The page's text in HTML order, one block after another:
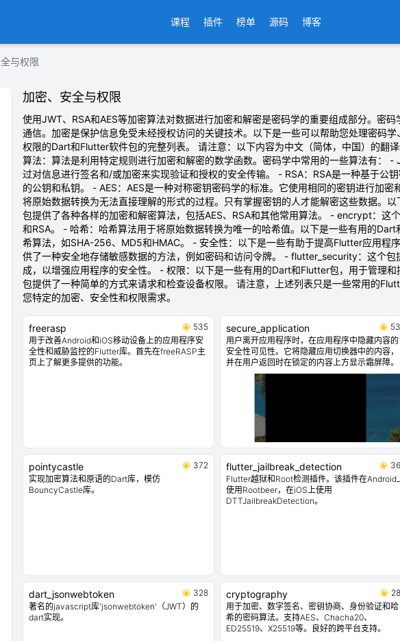
课程 插件 榜单 源码 博客
与权限
加密、安全与权限
使用JWT、RSA和AES等加密算法对数据进行加密和解密是密码学的重要组成部分。密
通信。加密是保护信息免受未经授权访问的关键技术。以下是一些可以帮助您处理密码
权限的Dart和Flutter软件包的完整列表。 请注意：以下内容为中文（简体，中国）的翻
算法：算法是利用特定规则进行加密和解密的数学函数。密码学中常用的一些算法有：
过对信息进行签名和/或加密来实现验证和授权的安全传输。 - RSA：RSA是一种基于公
的公钥和私钥。 - AES：AES是一种对称密钥密码学的标准。它使用相同的密钥进行加
将原始数据转换为无法直接理解的形式的过程。只有掌握密钥的人才能解密这些数据。
包提供了各种各样的加密和解密算法，包括AES、RSA和其他常用算法。 - encrypt：这
和RSA。 - 哈希：哈希算法用于将原始数据转换为唯一的哈希值。以下是一些有用的
希算法，如SHA-256、MD5和HMAC。 - 安全性：以下是一些有助于提高Flutter应用程
供了一种安全地存储敏感数据的方法，例如密码和访问令牌。 - flutter_security：这个
成，以增强应用程序的安全性。 - 权限：以下是一些有用的Dart和Flutter包，用于管理
包提供了一种简单的方式来请求和检查设备权限。 请注意，上述列表只是一些常用的
您特定的加密、安全性和权限需求。
freerasp
535
用于改善Android和iOS移动设备上的应用程序安
全性和威胁监控的Flutter库。首先在freeRASP主
页上了解更多提供的功能。
secure_application
用户离开应用程序时，在应用程序中隐藏内容的
安全性可见性。它将隐藏应用切换器中的内容，
并在用户返回时在锁定的内容上方显示霜屏障。
pointycastle
372
实现加密算法和原语的Dart库，模仿
BouncyCastle库。
flutter_jailbreak_detection
Flutter越狱和Root检测插件。该插件在Android
使用Rootbeer，在iOS上使用
DTTJailbreakDetection。
dart_jsonwebtoken
328
著名的javascript库'jsonwebtoken'（JWT）的
dart实现。
cryptography
用于加密、数字签名、密钥协商、身份验证和哈
希的密码算法。支持AES、Chacha20、
ED25519、X25519等。良好的跨平台支持。